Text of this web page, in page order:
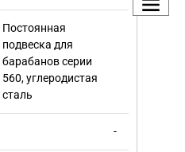
Постоянная
подвеска для
барабанов серии
560, углеродистая
сталь
-